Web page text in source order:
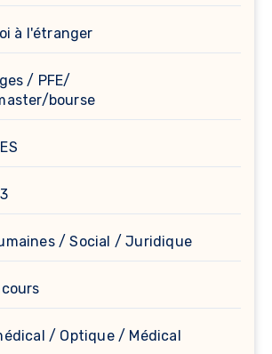
à l'étranger
/ PFE/
bourse
/ Social / Juridique
/ Optique / Médical